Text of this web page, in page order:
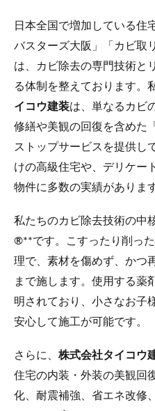
日本全国で増加している住
バスターズ大阪」「カビ取
は、カビ除去の専門技術と
る体制を整えております。
イコウ建装は、単なるカビ
修繕や美観の回復を含めた
ストップサービスを提供し
けの高級住宅や、デリケー
物件に多数の実績がありま
私たちのカビ除去技術の中
®**です。こすったり削っ
理で、素材を傷めず、かつ
まで施します。使用する薬
明されており、小さなお子
安心して施工が可能です。
さらに、 株式会社タイコウ
住宅の内装・外装の美観回
化、耐震補強、省エネ改修